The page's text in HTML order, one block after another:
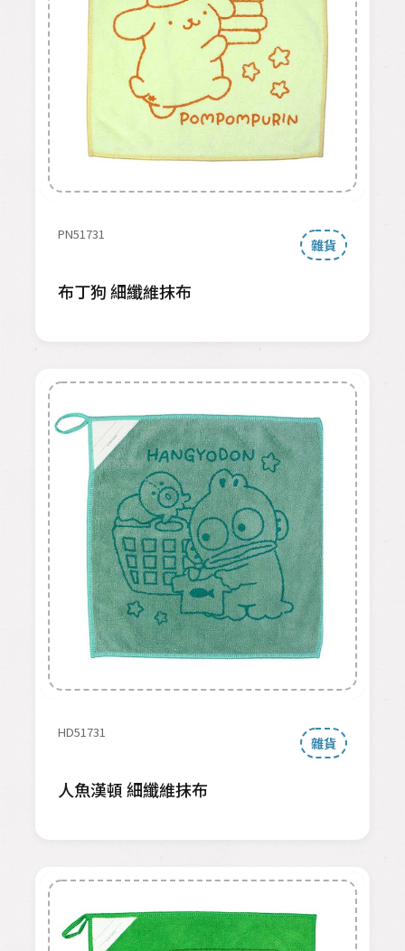
PN51731
雜貨
布丁狗 細纖維抹布
HD51731
雜貨
人魚漢頓 細纖維抹布